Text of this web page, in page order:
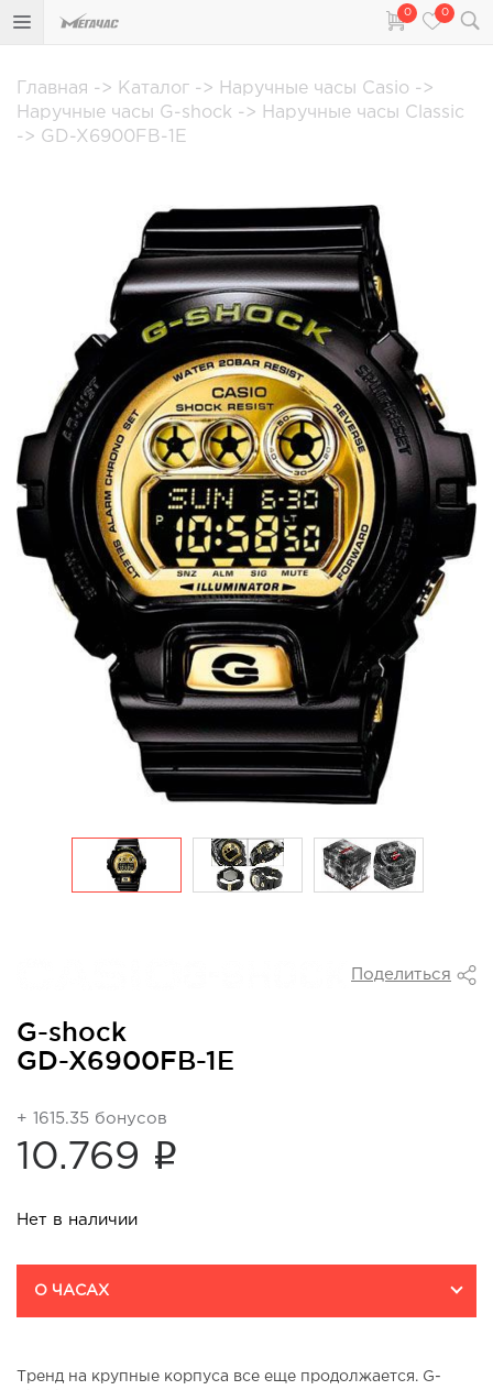
0 0
Главная -> Каталог -> Наручные часы Casio ->
Наручные часы G-shock -> Наручные часы Classic
-> GD-X6900FB-1E
Поделиться
G-shock
GD-X6900FB-1E
+ 1615.35 бонусов
10.769 i
Нет в наличии
О ЧАСАХ
Тренд на крупные корпуса все еще продолжается. G-